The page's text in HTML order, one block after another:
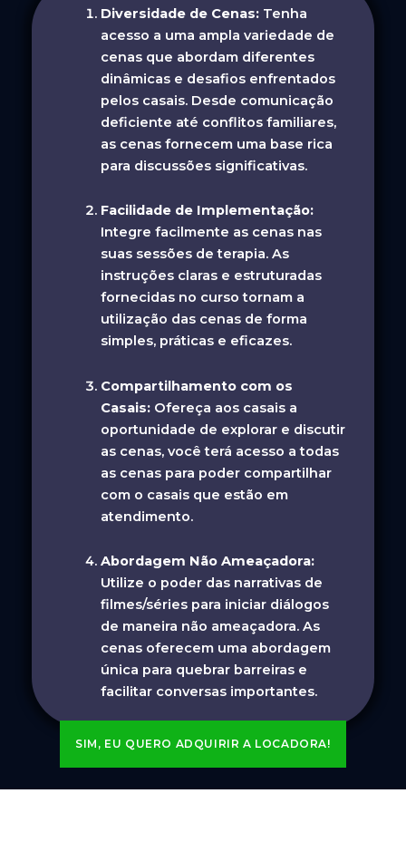
Diversidade de Cenas:Tenha
acesso a uma ampla variedade de
cenas que abordam diferentes
dinâmicas e desafios enfrentados
pelos casais. Desde comunicação
deficiente até conflitos familiares,
as cenas fornecem uma base rica
para discussões significativas.
Facilidade de Implementação:
Integre facilmente as cenas nas
suas sessões de terapia. As
instruções claras e estruturadas
fornecidas no curso tornam a
utilização das cenas de forma
simples, práticas e eficazes.
Compartilhamento com os
Casais:Ofereça aos casais a
oportunidade de explorar e discutir
as cenas, você terá acesso a todas
as cenas para poder compartilhar
com o casais que estão em
atendimento.
Abordagem Não Ameaçadora:
Utilize o poder das narrativas de
filmes/séries para iniciar diálogos
de maneira não ameaçadora. As
cenas oferecem uma abordagem
única para quebrar barreiras e
facilitar conversas importantes.
SIM, EU QUERO ADQUIRIR A LOCADORA!